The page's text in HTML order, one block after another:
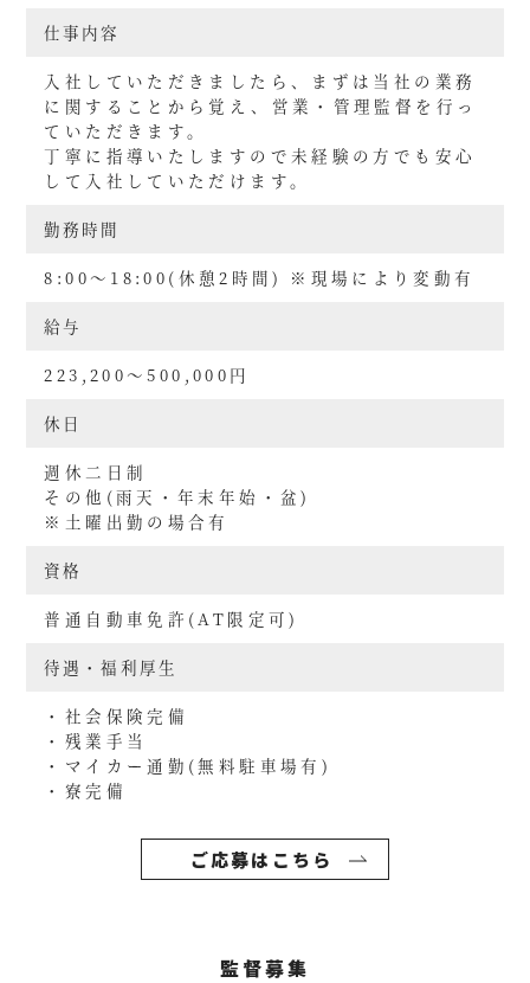
仕事内容
入社していただきましたら、まずは当社の業務
に関することから覚え、営業・管理監督を行っ
ていただきます。
丁寧に指導いたしますので未経験の方でも安心
して入社していただけます。
勤務時間
8:00～18:00(休憩2時間) ※現場により変動有
給与
223,200～500,000円
休日
週休二日制
その他(雨天・年末年始・盆)
※土曜出勤の場合有
資格
普通自動車免許(AT限定可)
待遇・福利厚生
・社会保険完備
・残業手当
・マイカー通勤(無料駐車場有)
・寮完備
ご応募はこちら
監督募集